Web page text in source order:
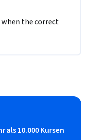
when the correct
als 10.000 Kursen